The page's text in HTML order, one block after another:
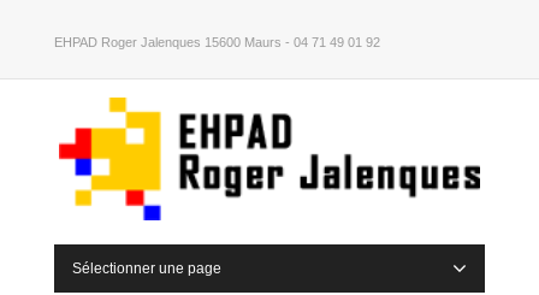
EHPAD Roger Jalenques 15600 Maurs - 04 71 49 01 92
Sélectionner une page